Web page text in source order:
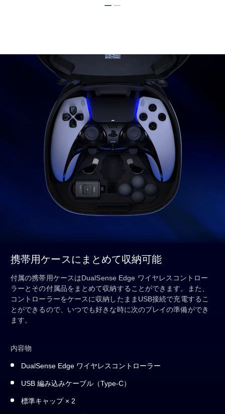
携帯用ケースにまとめて収納可能
付属の携帯用ケースはDualSense Edge ワイヤレスコントロー
ラーとその付属品をまとめて収納することができます。また、
コントローラーをケースに収納したままUSB接続で充電するこ
とができるので、いつでも好きな時に次のプレイの準備ができ
ます。
内容物
DualSense Edge ワイヤレスコントローラー
USB 編み込みケーブル（Type-C）
標準キャップ × 2